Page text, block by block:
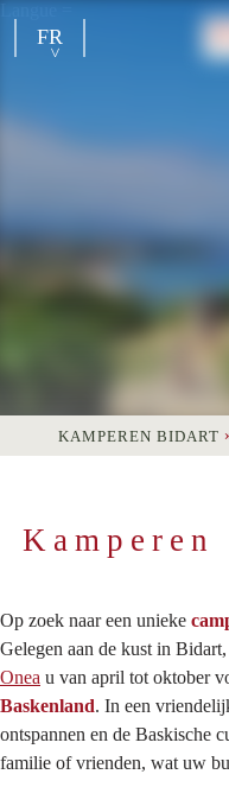
FR
DE
Langue =
KAMPEREN BIDART
Op zoek naar een unieke
Gelegen aan de kust in
Onea u van april tot oktober
Baskenland. In een
ontspannen en de Baskische
familie of vrienden, wat uw